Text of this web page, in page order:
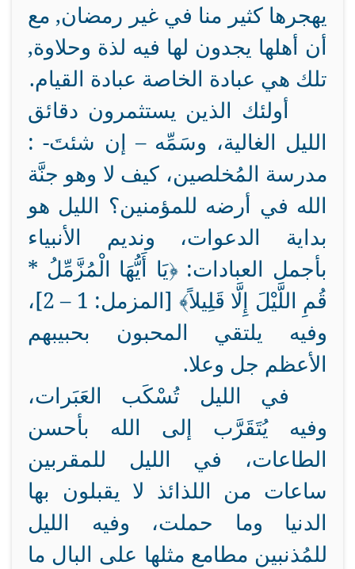
يهجرها كثير منا في غير رمضان, مع
أن أهلها يجدون لها فيه لذة وحلاوة,
تلك هي عبادة الخاصة عبادة القيام.
أولئك الذين يستثمرون دقائق
الليل الغالية، وسَمِّه – إن شئتَ- :
مدرسة المُخلصين، كيف لا وهو جنَّة
الله في أرضه للمؤمنين؟ الليل هو
بداية الدعوات، ونديم الأنبياء
بأجمل العبادات: ﴿يَا أَيُّهَا الْمُزَّمِّلُ *
قُمِ اللَّيْلَ إِلَّا قَلِيلاً﴾ [المزمل: 1 – 2]،
وفيه يلتقي المحبون بحبيبهم
الأعظم جل وعلا.
في الليل تُسْكَب العَبَرات،
وفيه يُتَقَرَّب إلى الله بأحسن
الطاعات، في الليل للمقربين
ساعات من اللذائذ لا يقبلون بها
الدنيا وما حملت، وفيه الليل
للمُذنبين مطامع مثلها على البال ما